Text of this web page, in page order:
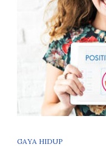
GAYA HIDUP